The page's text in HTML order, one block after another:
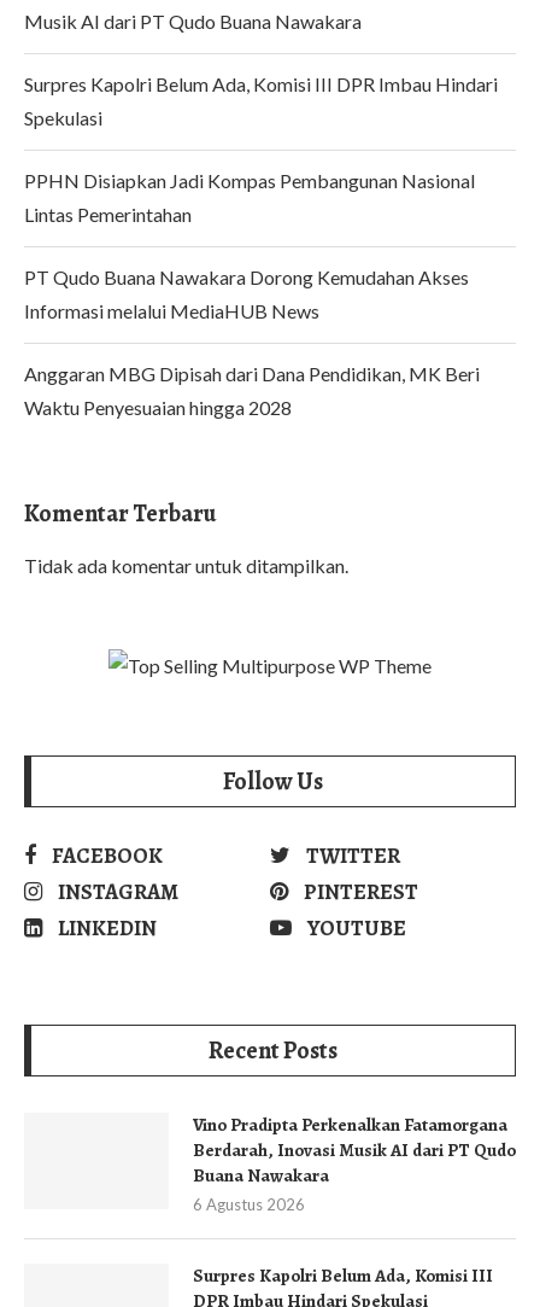
Musik AI dari PT Qudo Buana Nawakara
Surpres Kapolri Belum Ada, Komisi III DPR Imbau Hindari
Spekulasi
PPHN Disiapkan Jadi Kompas Pembangunan Nasional
Lintas Pemerintahan
PT Qudo Buana Nawakara Dorong Kemudahan Akses
Informasi melalui MediaHUB News
Anggaran MBG Dipisah dari Dana Pendidikan, MK Beri
Waktu Penyesuaian hingga 2028
Komentar Terbaru
Tidak ada komentar untuk ditampilkan.
Follow Us
FACEBOOK
TWITTER
INSTAGRAM
PINTEREST
LINKEDIN
YOUTUBE
Recent Posts
Vino Pradipta Perkenalkan Fatamorgana
Berdarah, Inovasi Musik AI dari PT Qudo
Buana Nawakara
6 Agustus 2026
Surpres Kapolri Belum Ada, Komisi III
DPR Imbau Hindari Spekulasi